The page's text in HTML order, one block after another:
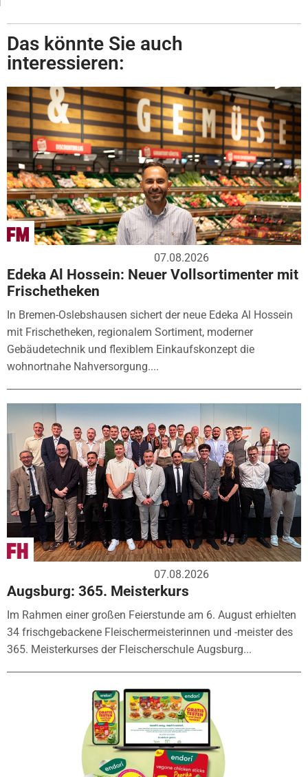
Das könnte Sie auch
interessieren:
07.08.2026
Edeka Al Hossein: Neuer Vollsortimenter mit
Frischetheken
In Bremen-Oslebshausen sichert der neue Edeka Al Hossein
mit Frischetheken, regionalem Sortiment, moderner
Gebäudetechnik und flexiblem Einkaufskonzept die
wohnortnahe Nahversorgung....
07.08.2026
Augsburg: 365. Meisterkurs
Im Rahmen einer großen Feierstunde am 6. August erhielten
34 frischgebackene Fleischermeisterinnen und -meister des
365. Meisterkurses der Fleischerschule Augsburg...